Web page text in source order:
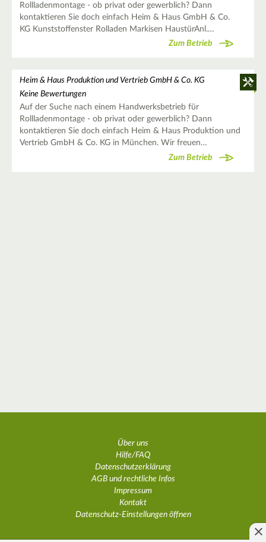
Rollladenmontage - ob privat oder gewerblich? Dann
kontaktieren Sie doch einfach Heim & Haus GmbH & Co.
KG Kunststoffenster Rolladen Markisen HaustürAnl.…
Zum Betrieb
Heim & Haus Produktion und Vertrieb GmbH & Co. KG
Keine Bewertungen
Auf der Suche nach einem Handwerksbetrieb für
Rollladenmontage - ob privat oder gewerblich? Dann
kontaktieren Sie doch einfach Heim & Haus Produktion und
Vertrieb GmbH & Co. KG in München. Wir freuen…
Zum Betrieb
Über uns
Hilfe/FAQ
Datenschutzerklärung
AGB und rechtliche Infos
Impressum
Kontakt
Datenschutz-Einstellungen öffnen